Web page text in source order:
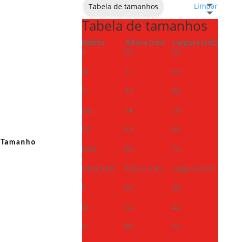
Tamanho
Limpar
Tabela de tamanhos
Tabela de tamanhos
Básica Altura (cm)
Largura (cm)
P
69
50
M
71
53
G
72
56
GG
74
59
EG
84
66
EGG
86
72
Baby look
Altura (cm)
Largura (cm)
P
60
38
M
62
42
G
65
44